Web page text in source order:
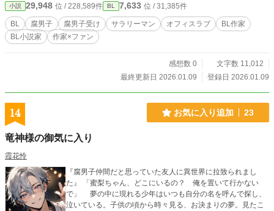
小説 29,948 位 / 228,589件 BL 7,633 位 / 31,385件
BL 腐男子 腐男子受け サラリーマン オフィスラブ
BL作家
BL小説家
作家×ファン
感想数 0
文字数 11,012
最終更新日 2026.01.09
登録日 2026.01.09
14 お気に入り追加 23
竜神様の御気に入り
霞花怜
『腐男子仲間だと思っていた友人に異世界に拉致られまし
た』 「蜜梨ちゃん、どこにいるの？ 俺を置いて行かない
で」 夢の中に現れる少年はいつも自分の名を呼んで探し、
泣いている。子供の頃から時々見る、お決まりの夢。見たこ